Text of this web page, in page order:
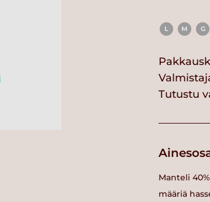
L M G
Tutustu
Manteli
määriä